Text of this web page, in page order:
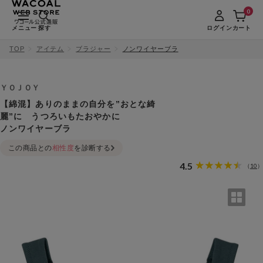
メニュー 探す ログインカート
0
TOP アイテム ブラジャー ノンワイヤーブラ
ＹＯＪＯＹ
【綿混】ありのままの自分を”おとな綺
麗”に うつろいもたおやかに
ノンワイヤーブラ
4.5 （ 10 ）
この商品との相性度を診断する